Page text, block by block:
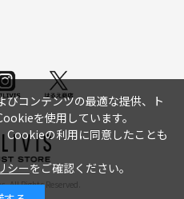
All Rights Reserved.
びコンテンツの最適な提供、ト
を使用しています。
Cookieの利用に同意したことも
シーをご確認ください。